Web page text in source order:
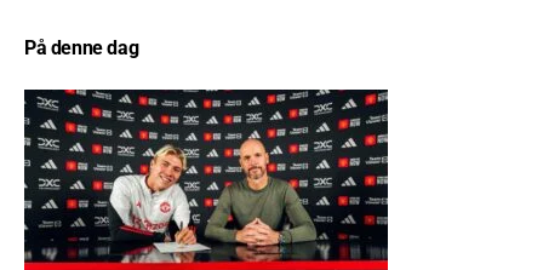
På denne dag